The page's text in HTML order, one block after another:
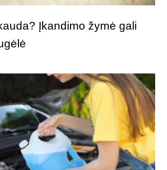
Įkandimo žymė gali